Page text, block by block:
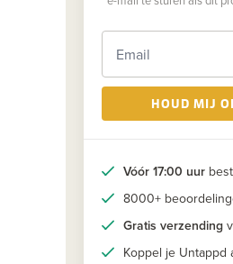
HOUD MIJ
Vóór 17:00 uur
8000+
Gratis verzending
Koppel je Untappd